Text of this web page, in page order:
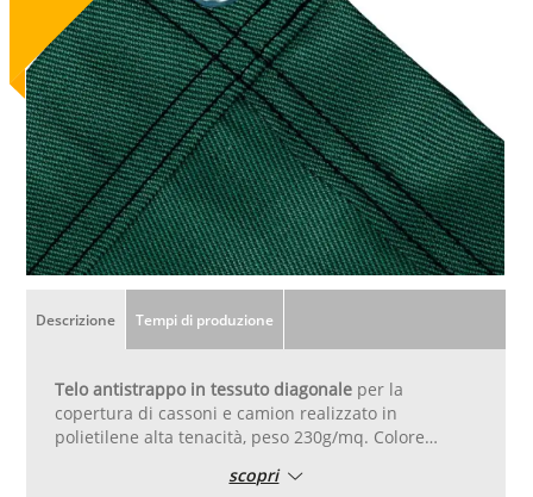
Descrizione Tempi di produzione
Telo antistrappo in tessuto diagonale per la
copertura di cassoni e camion realizzato in
polietilene alta tenacità, peso 230g/mq. Colore
diametro 17 mm posati ogni 50 cm. Perimetro con
scopri